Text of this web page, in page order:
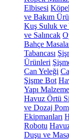
Elbisesi
ve Bakım
Kuş Suluk ve
ve Salıncak
Bahçe
Tabancası
Ürünleri
Can Yeleği
Şişme Bot
Yapı
Havuz Örtü
ve Dozaj
Ekipmanları
Robotu
Duşu ve